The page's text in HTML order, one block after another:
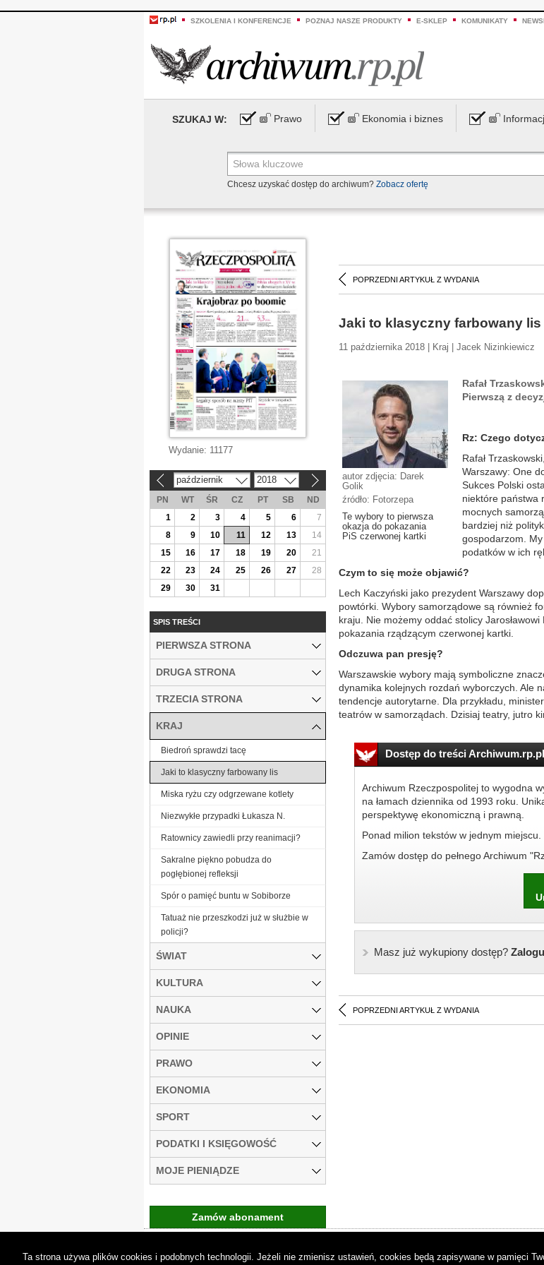
SZKOLENIA I KONFERENCJE POZNAJ NASZE PRODUKTY E-SKLEP KOMUNIKATY
SZUKAJ W: Prawo Ekonomia i biznes
Chcesz uzyskać dostęp do archiwum? Zobacz ofertę
POPRZEDNI ARTYKUŁ Z WYDANIA
Jaki to klasyczny farbowany lis
11 października 2018 | Kraj | Jacek Nizinkiewicz
autor zdjęcia: Darek
Golik
źródło: Fotorzepa
Te wybory to pierwsza
okazja do pokazania
PiS czerwonej kartki
Rafał
Pierwszą z
Rz: Czego
Rafał
Warszawy: One
Sukces Polski
niektóre państwa
mocnych
bardziej niż
gospodarzom.
podatków w ich
Czym to się może objawić?
Lech Kaczyński jako prezydent Warszawy
powtórki. Wybory samorządowe są również
kraju. Nie możemy oddać stolicy
pokazania rządzącym czerwonej kartki.
Odczuwa pan presję?
Warszawskie wybory mają symboliczne
dynamika kolejnych rozdań wyborczych. Ale
tendencje autorytarne. Dla przykładu,
teatrów w samorządach. Dzisiaj teatry, jutro
Dostęp do treści
Archiwum Rzeczpospolitej to wygodna
na łamach dziennika od 1993 roku.
perspektywę ekonomiczną i prawną.
Ponad milion tekstów w jednym miejscu.
Zamów dostęp do pełnego Archiwum
Masz już wykupiony dostęp?
POPRZEDNI ARTYKUŁ Z WYDANIA
Wydanie: 11177
październik 2018
PN WT ŚR CZ PT SB
ND
1
2 3 4 5 6
7
8
9 10 11 12 13
14
15
16 17 18 19 20
21
22
23 24 25 26 27
28
29
30 31
SPIS TREŚCI
PIERWSZA STRONA
DRUGA STRONA
TRZECIA STRONA
KRAJ
Biedroń sprawdzi tacę
Jaki to klasyczny farbowany lis
Miska ryżu czy odgrzewane kotlety
Niezwykłe przypadki Łukasza N.
Ratownicy zawiedli przy reanimacji?
Sakralne piękno pobudza do
pogłębionej refleksji
Spór o pamięć buntu w Sobiborze
Tatuaż nie przeszkodzi już w służbie w
policji?
ŚWIAT
KULTURA
NAUKA
OPINIE
PRAWO
EKONOMIA
SPORT
PODATKI I KSIĘGOWOŚĆ
MOJE PIENIĄDZE
Zamów abonament
Ta strona używa plików cookies i podobnych technologii. Jeżeli nie zmienisz ustawień, cookies będą zapisywane w pamięci